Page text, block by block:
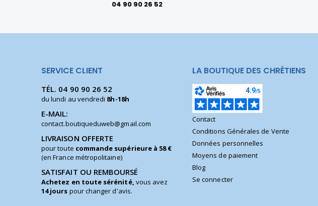
04 90 90 26 52
SERVICE CLIENT
TÉL. 04 90 90 26 52
du lundi au vendredi 8h-18h
E-MAIL:
contact.boutiqueduweb@gmail.com
LIVRAISON OFFERTE
pour toute commande supérieure à 58 €
(en France métropolitaine)
SATISFAIT OU REMBOURSÉ
Achetez en toute sérénité, vous avez
14 jours pour changer d'avis.
LA BOUTIQUE DES CHRÉTIENS
Contact
Conditions Générales de Vente
Données personnelles
Moyens de paiement
Blog
Se connecter